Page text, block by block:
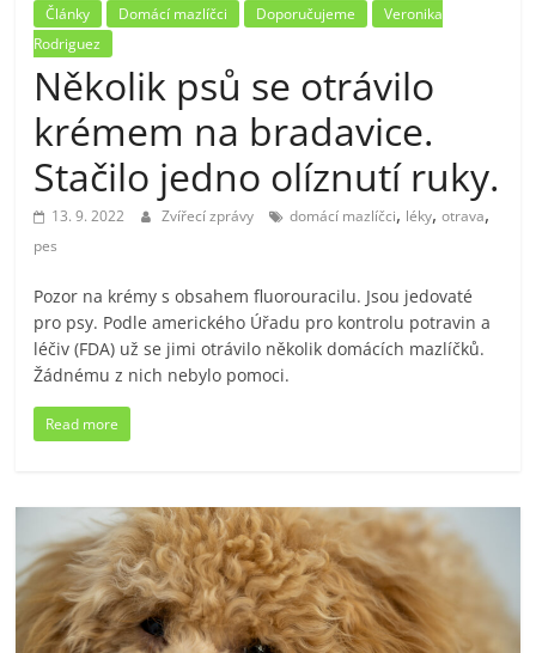
Články Domácí mazlíčci Doporučujeme
Veronika
Rodriguez
Několik psů se otrávilo
krémem na bradavice.
Stačilo jedno olíznutí ruky.
13. 9. 2022 Zvířecí zprávy domácí mazlíčci, léky,otrava,
pes
Pozor na krémy s obsahem fluorouracilu. Jsou jedovaté
pro psy. Podle amerického Úřadu pro kontrolu potravin a
léčiv (FDA) už se jimi otrávilo několik domácích mazlíčků.
Žádnému z nich nebylo pomoci.
Read more